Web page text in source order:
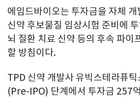
에임드바이오는 투자금을 자체
신약 후보물질 임상시험 준비에
뇌 질환 치료 신약 등의 후속 파이
할 방침이다.
TPD 신약 개발사 유빅스테라퓨
(Pre-IPO) 단계에서 투자금 257